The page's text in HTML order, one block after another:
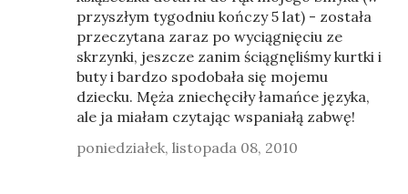
przyszłym tygodniu kończy 5 lat) - została
przeczytana zaraz po wyciągnięciu ze
skrzynki, jeszcze zanim ściągnęliśmy kurtki i
buty i bardzo spodobała się mojemu
dziecku. Męża zniechęciły łamańce języka,
ale ja miałam czytając wspaniałą zabwę!
poniedziałek, listopada 08, 2010